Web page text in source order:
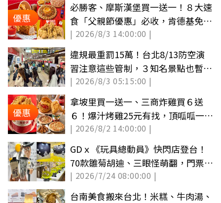
優惠
必勝客、摩斯漢堡買一送一！８大速
食「父親節優惠」必收，肯德基免費
送蛋塔
| 2026/8/3 14:00:00 |
違規最重罰15萬！台北8/13防空演
習注意這些管制，３知名景點也暫停
營運
| 2026/8/3 05:15:00 |
優惠
拿坡里買一送一、三商炸雞買６送
６！爆汁烤雞25元有找，頂呱呱一斤
雞６折
| 2026/8/2 14:00:00 |
GDｘ《玩具總動員》快閃店登台！
70款雛菊胡迪、三眼怪萌翻，門票資
訊整理
| 2026/7/24 08:00:00 |
台南美食搬來台北！米糕、牛肉湯、